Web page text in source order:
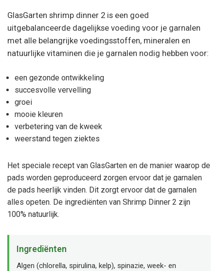
GlasGarten shrimp dinner 2 is een goed
uitgebalanceerde dagelijkse voeding voor je garnalen
met alle belangrijke voedingsstoffen, mineralen en
natuurlijke vitaminen die je garnalen nodig hebben voor:
een gezonde ontwikkeling
succesvolle vervelling
groei
mooie kleuren
verbetering van de kweek
weerstand tegen ziektes
Het speciale recept van GlasGarten en de manier waarop de
pads worden geproduceerd zorgen ervoor dat je garnalen
de pads heerlijk vinden. Dit zorgt ervoor dat de garnalen
alles opeten. De ingrediënten van Shrimp Dinner 2 zijn
100% natuurlijk.
Ingrediënten
Algen (chlorella, spirulina, kelp), spinazie, week- en